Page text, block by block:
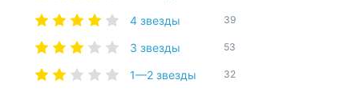
4 звезды 39
3 звезды 53
1—2 звезды 32